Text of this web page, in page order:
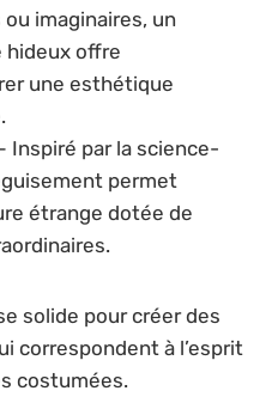
imaginaires, un
hideux offre
une esthétique
Inspiré par la science-
permet
étrange dotée de
solide pour créer des
correspondent à l’esprit
costumées.